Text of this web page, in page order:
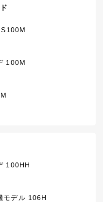
100M
100HH
モデル 106H